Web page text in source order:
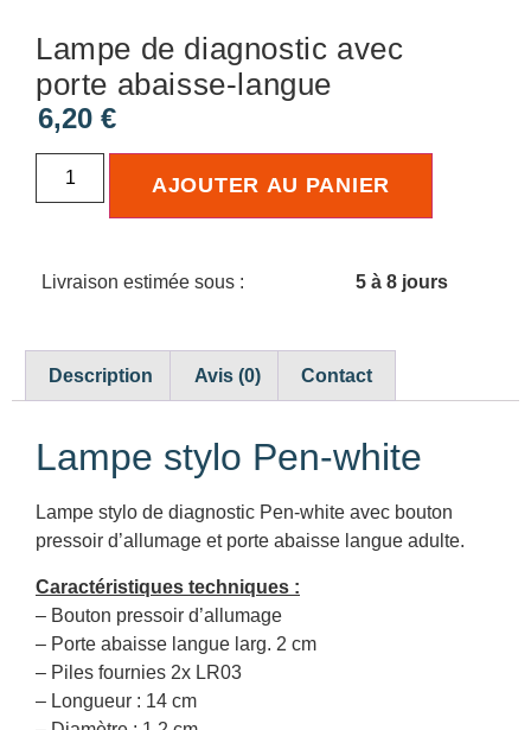
Lampe de diagnostic avec
porte abaisse-langue
6,20 €
AJOUTER AU PANIER
Livraison estimée sous : 5 à 8 jours
Description Avis (0) Contact
Lampe stylo Pen-white
Lampe stylo de diagnostic Pen-white avec bouton
pressoir d’allumage et porte abaisse langue adulte.
Caractéristiques techniques :
– Bouton pressoir d’allumage
– Porte abaisse langue larg. 2 cm
– Piles fournies 2x LR03
– Longueur : 14 cm